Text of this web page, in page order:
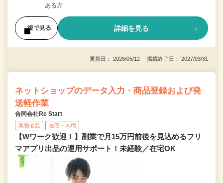
ある方
後で見る 詳細を見る
更新日： 2026/05/12 掲載終了日： 2027/03/31
ネットショップのデータ入力・商品登録および発
送軽作業
合同会社Re Start
業務委託 在宅・内職
【Wワーク歓迎！】副業で月15万円前後を見込めるフリ
マアプリ出品の運用サポート！未経験／在宅OK